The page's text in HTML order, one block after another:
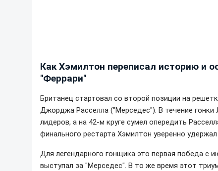
Как Хэмилтон переписал историю и
"Феррари"
Британец стартовал со второй позиции на
Джорджа Расселла ("Мерседес"). В течение гонки
лидеров, а на 42-м круге сумел опередить
финального рестарта Хэмилтон уверенно
Для легендарного гонщика это первая победа с
выступал за "Мерседес". В то же время этот